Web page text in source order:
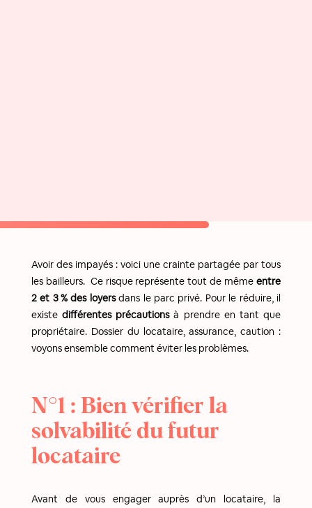
Avoir des impayés : voici une crainte partagée par tous
les bailleurs. Ce risque représente tout de mêmeentre
2 et 3 % des loyersdans le parc privé. Pour le réduire, il
existe différentes précautionsà prendre en tant que
propriétaire. Dossier du locataire, assurance, caution :
voyons ensemble comment éviter les problèmes.
N°1 : Bien vérifier la
solvabilité du futur
locataire
Avant de vous engager auprès d’un locataire, la